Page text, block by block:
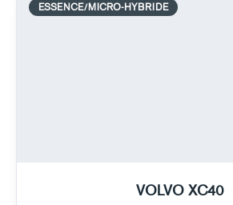
ESSENCE/MICRO-HYBRIDE
VOLVO XC40